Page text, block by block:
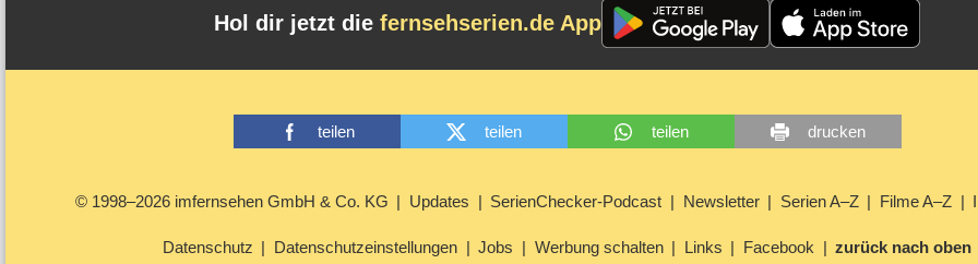
Hol dir jetzt die fernsehserien.de App
teilen teilen teilen drucken
© 1998–2026 imfernsehen GmbH & Co. KG Updates SerienChecker-Podcast Newsletter Serien A–Z Filme A–Z
Datenschutz Datenschutzeinstellungen Jobs Werbung schalten Links Facebook zurück nach oben